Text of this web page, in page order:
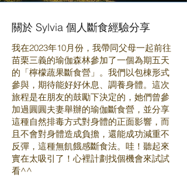
關於 Sylvia 個人斷食經驗分享
我在2023年10月份，我帶同父母一起前往
苗栗三義的瑜伽森林參加了一個為期五天
的「檸檬蔬果斷食營」。我們以包棟形式
參與，期待能好好休息、調養身體。這次
旅程是在朋友的鼓勵下決定的，她們曾參
加過圓圓夫妻舉辦的瑜伽斷食營，並分享
這種自然排毒方式對身體的正面影響，而
且不會對身體造成負擔，還能成功減重不
反彈，這種無飢餓感斷食法。哇！聽起來
實在太吸引了！心裡計劃找個機會來試試
看^^